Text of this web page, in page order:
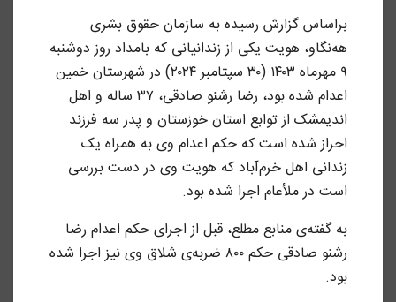
براساس گزارش رسیده به سازمان حقوق بشری
هه‌نگاو، هویت یکی از زندانیانی که بامداد روز دوشنبه
۹ مهرماه ۱۴۰۳ (۳۰ سپتامبر ۲۰۲۴) در شهرستان خمین
اعدام شده بود، رضا رشنو صادقی، ۳۷ ساله و اهل
اندیمشک از توابع استان خوزستان و پدر سه فرزند
احراز شده است که حکم اعدام وی به همراه یک
زندانی اهل خرم‌آباد که هویت وی در دست بررسی
است در ملأعام اجرا شده بود.
به گفته‌ی منابع مطلع، قبل از اجرای حکم اعدام رضا
رشنو صادقی حکم ۸۰۰ ضربه‌ی شلاق وی نیز اجرا شده
بود.